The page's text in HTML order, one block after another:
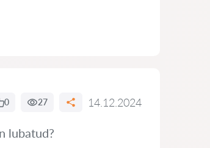
0 27 14.12.2024
lubatud?